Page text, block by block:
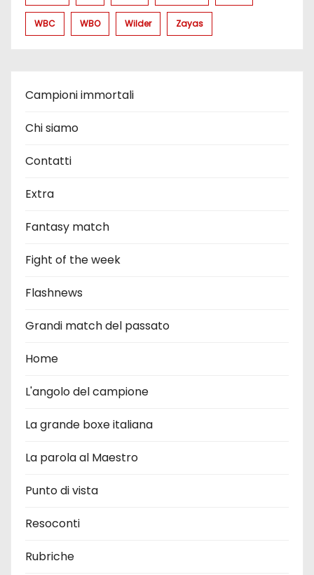
WBC WBO Wilder Zayas
Campioni immortali
Chi siamo
Contatti
Extra
Fantasy match
Fight of the week
Flashnews
Grandi match del passato
Home
L'angolo del campione
La grande boxe italiana
La parola al Maestro
Punto di vista
Resoconti
Rubriche